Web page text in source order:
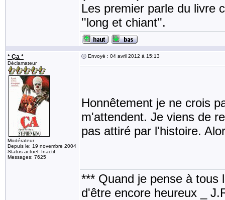
Les premier parle du livre
''long et chiant''.
* Ça *
Déclamateur
Modérateur
Depuis le: 19 novembre 2004
Status actuel: Inactif
Messages: 7625
Envoyé : 04 avril 2012 à 15:13
Honnêtement je ne crois
m'attendent. Je viens de
pas attiré par l'histoire.
*** Quand je pense à tous
d'être encore heureux _